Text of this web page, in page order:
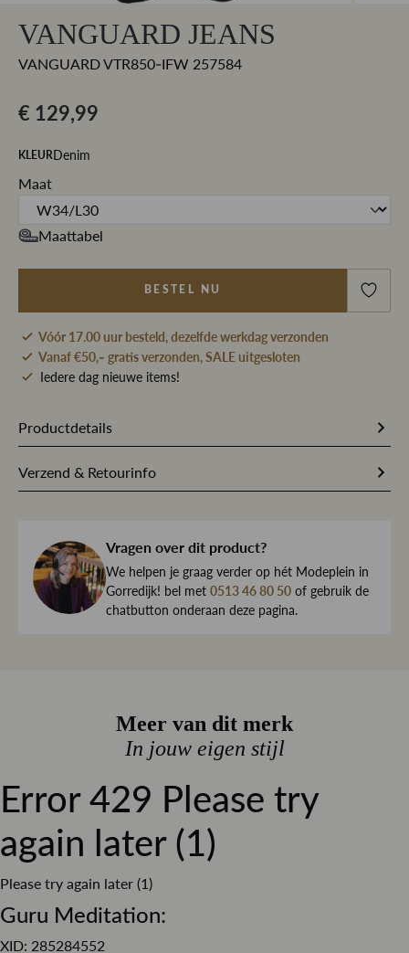
VANGUARD JEANS
VANGUARD VTR850-IFW 257584
€ 129,99
KLEURDenim
Maat
Maattabel
BESTEL NU
Vóór 17.00 uur besteld, dezelfde werkdag verzonden
Vanaf €50,- gratis verzonden, SALE uitgesloten
Iedere dag nieuwe items!
Productdetails
Stofsamenstelling
55% Katoen / 9% Polyester / 9%
Kleur
Denim
Dessin
Effen
Pasvorm
Slim fit
Verzend & Retourinfo
haar direct naar je toe.
We begrijpen maar al te goed dat het kan gebeuren dat
een item toch niet helemaal naar wens is. Daarom ben je
altijd welkom om ieder artikel eerst te passen op ons
de winkel is dat altijd gratis. Lees hier meer over ruilen en
Lees meer over bezorgen, ruilen en retourneren
Vragen over dit product?
We helpen je graag verder op hét Modeplein in
Gorredijk! bel met 0513 46 80 50 of gebruik de
chatbutton onderaan deze pagina.
Meer van dit merk
In jouw eigen stijl
Error 429 Please try
again later (1)
Please try again later (1)
Guru Meditation:
XID: 285284552